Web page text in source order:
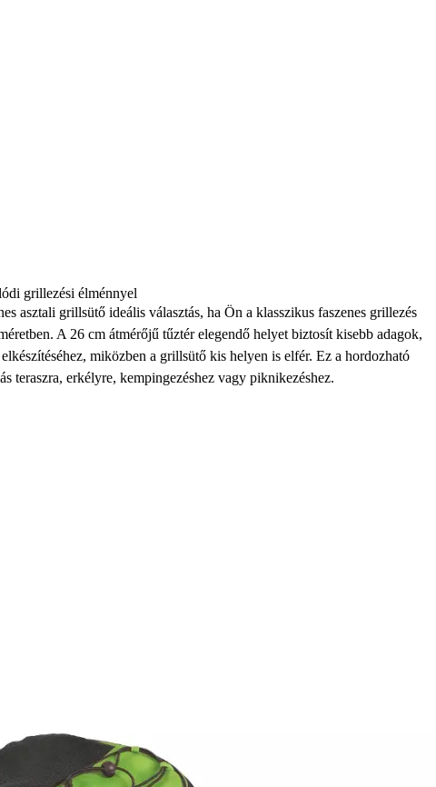
grillezési élménnyel
asztali grillsütő ideális választás, ha Ön a klasszikus faszenes grillezés
A 26 cm átmérőjű tűztér elegendő helyet biztosít kisebb adagok,
miközben a grillsütő kis helyen is elfér. Ez a hordozható
teraszra, erkélyre, kempingezéshez vagy piknikezéshez.